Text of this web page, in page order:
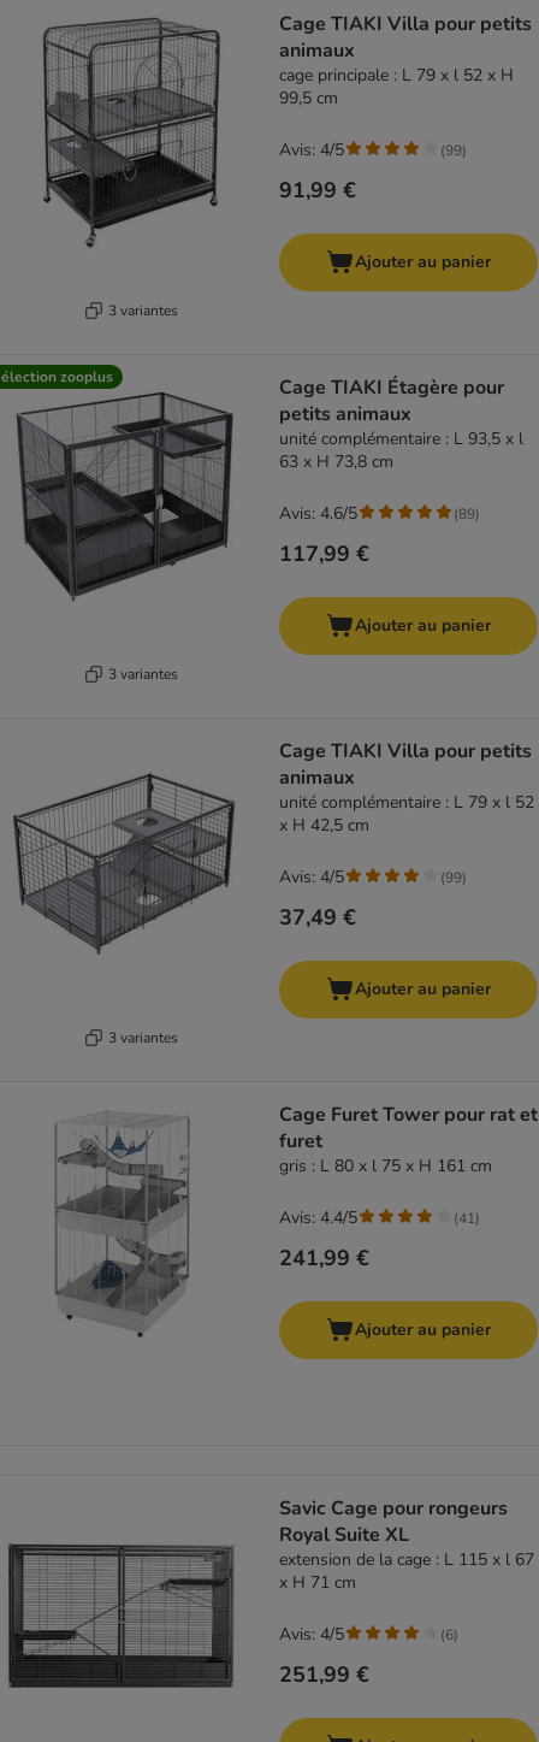
3 variantes
Cage TIAKI Villa pour petits
animaux
cage principale : L 79 x l 52 x H
99,5 cm
91,99 €
Avis: 4/5 (99)
Ajouter au panier
zooplus
3 variantes
Cage TIAKI Étagère pour
petits animaux
unité complémentaire : L 93,5 x l
63 x H 73,8 cm
117,99 €
Avis: 4.6/5 (89)
Ajouter au panier
3 variantes
Cage TIAKI Villa pour petits
animaux
unité complémentaire : L 79 x l 52
x H 42,5 cm
37,49 €
Avis: 4/5 (99)
Ajouter au panier
Cage Furet Tower pour rat et
furet
gris : L 80 x l 75 x H 161 cm
241,99 €
Avis: 4.4/5 (41)
Ajouter au panier
Savic Cage pour rongeurs
Royal Suite XL
extension de la cage : L 115 x l 67
x H 71 cm
251,99 €
Avis: 4/5 (6)